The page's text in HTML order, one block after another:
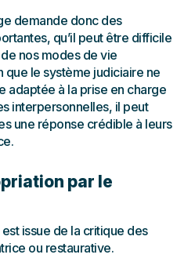
demande donc des
qu’il peut être difficile
nos modes de vie
que le système judiciaire ne
adaptée à la prise en charge
interpersonnelles, il peut
une réponse crédible à leurs
par le
issue de la critique des
ou restaurative.